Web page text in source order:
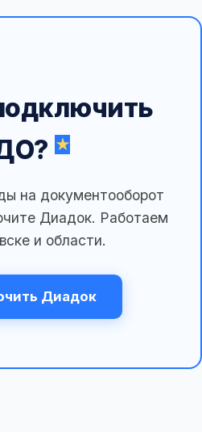
на документооборот
Диадок. Работаем
и области.
Диадок